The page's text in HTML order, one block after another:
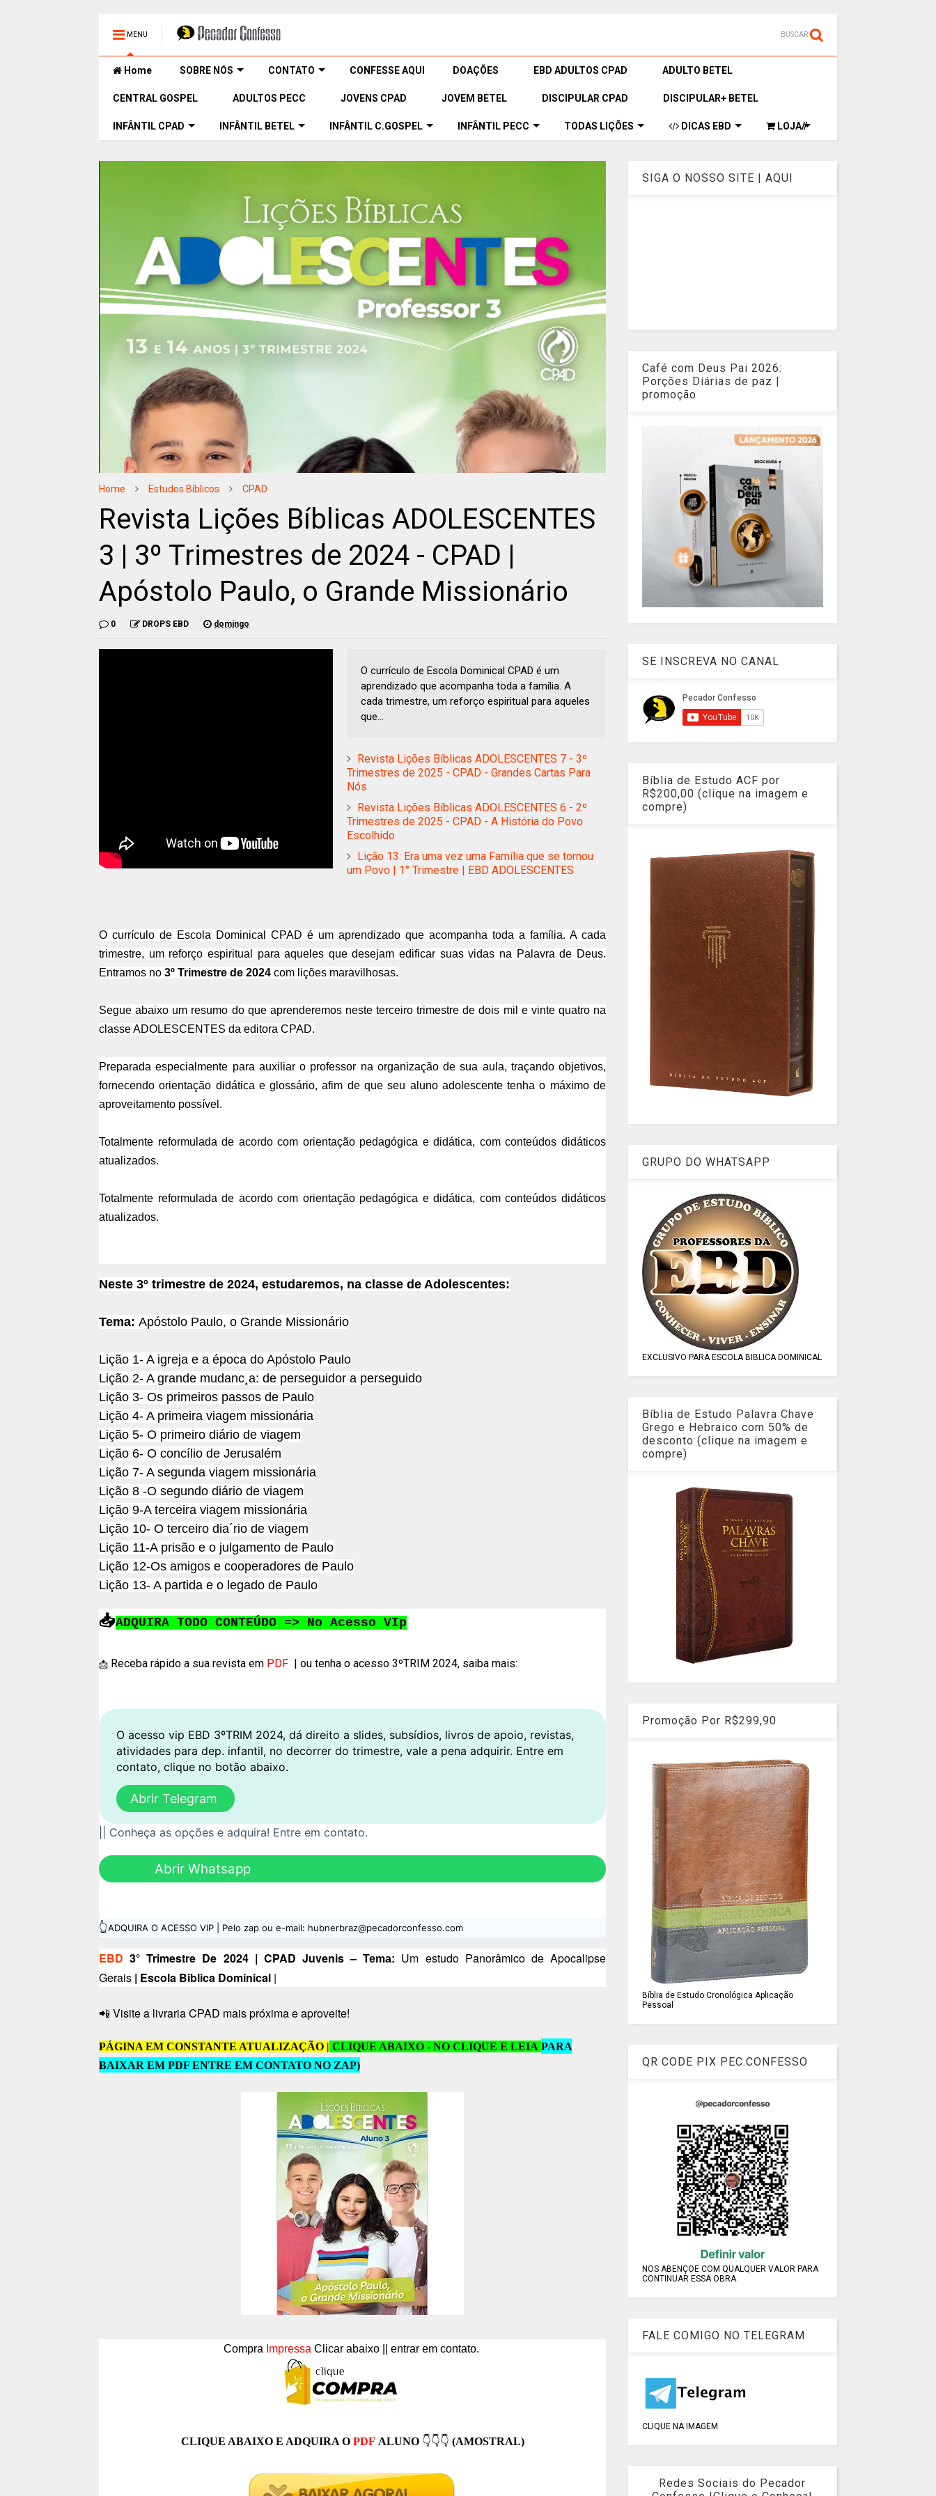
MENU BUSCAR
Home SOBRE NÓS CONTATO CONFESSE AQUI DOAÇÕES EBD ADULTOS CPAD ADULTO BETEL
CENTRAL GOSPEL ADULTOS PECC JOVENS CPAD JOVEM BETEL DISCIPULAR CPAD DISCIPULAR+ BETEL
INFÂNTIL CPAD INFÂNTIL BETEL INFÂNTIL C.GOSPEL INFÂNTIL PECC TODAS LIÇÕES DICAS EBD LOJA//
Home Estudos Bíblicos CPAD
Revista Lições Bíblicas ADOLESCENTES
3 | 3º Trimestres de 2024 - CPAD |
Apóstolo Paulo, o Grande Missionário
0 DROPS EBD domingo
O currículo de Escola Dominical CPAD é um
aprendizado que acompanha toda a família. A
cada trimestre, um reforço espiritual para aqueles
que...
Revista Lições Bíblicas ADOLESCENTES 7 - 3º
Trimestres de 2025 - CPAD - Grandes Cartas Para
Nós
Revista Lições Bíblicas ADOLESCENTES 6 - 2º
Trimestres de 2025 - CPAD - A História do Povo
Escolhido
Lição 13: Era uma vez uma Família que se tornou
um Povo | 1° Trimestre | EBD ADOLESCENTES
O currículo de Escola Dominical CPAD é um aprendizado que acompanha toda a família. A cada
trimestre, um reforço espiritual para aqueles que desejam edificar suas vidas na Palavra de Deus.
Entramos no 3º Trimestre de 2024 com lições maravilhosas.
Segue abaixo um resumo do que aprenderemos neste terceiro trimestre de dois mil e vinte quatro na
classe ADOLESCENTES da editora CPAD.
Preparada especialmente para auxiliar o professor na organização de sua aula, traçando objetivos,
fornecendo orientação didática e glossário, afim de que seu aluno adolescente tenha o máximo de
aproveitamento possível.
Totalmente reformulada de acordo com orientação pedagógica e didática, com conteúdos didáticos
atualizados.
Totalmente reformulada de acordo com orientação pedagógica e didática, com conteúdos didáticos
atualizados.
Neste 3º trimestre de 2024, estudaremos, na classe de Adolescentes:
Tema: Apóstolo Paulo, o Grande Missionário
Lição 1- A igreja e a época do Apóstolo Paulo
Lição 2- A grande mudanc¸a: de perseguidor a perseguido
Lição 3- Os primeiros passos de Paulo
Lição 4- A primeira viagem missionária
Lição 5- O primeiro diário de viagem
Lição 6- O concílio de Jerusalém
Lição 7- A segunda viagem missionária
Lição 8 -O segundo diário de viagem
Lição 9-A terceira viagem missionária
Lição 10- O terceiro dia´rio de viagem
Lição 11-A prisão e o julgamento de Paulo
Lição 12-Os amigos e cooperadores de Paulo
Lição 13- A partida e o legado de Paulo
📥ADQUIRA TODO CONTEÚDO => No Acesso VIp
📩 Receba rápido a sua revista em PDF | ou tenha o acesso 3ºTRIM 2024, saiba mais:
O acesso vip EBD 3ºTRIM 2024, dá direito a slides, subsídios, livros de apoio, revistas,
atividades para dep. infantil, no decorrer do trimestre, vale a pena adquirir. Entre em
contato, clique no botão abaixo.
Abrir Telegram
|| Conheça as opções e adquira! Entre em contato.
Abrir Whatsapp
👆ADQUIRA O ACESSO VIP | Pelo zap ou e-mail: hubnerbraz@pecadorconfesso.com
EBD 3° Trimestre De 2024 | CPAD Juvenis –Tema: Um estudo Panorâmico de Apocalipse
Gerais | Escola Biblica Dominical |
📲 Visite a livraria CPAD mais próxima e aproveite!
PÁGINA EM CONSTANTE ATUALIZAÇÃO | CLIQUE ABAIXO - NO CLIQUE E LEIA PARA
BAIXAR EM PDF ENTRE EM CONTATO NO ZAP)
Compra Impressa Clicar abaixo || entrar em contato.
CLIQUE ABAIXO E ADQUIRA O PDF ALUNO👇👇👇 (AMOSTRAL)
SIGA O NOSSO SITE | AQUI
Café com Deus Pai 2026:
Porções Diárias de paz |
promoção
SE INSCREVA NO CANAL
Bíblia de Estudo ACF por
R$200,00 (clique na imagem e
compre)
GRUPO DO WHATSAPP
EXCLUSIVO PARA ESCOLA BIBLICA DOMINICAL
Bíblia de Estudo Palavra Chave
Grego e Hebraico com 50% de
desconto (clique na imagem e
compre)
Promoção Por R$299,90
Bíblia de Estudo Cronológica Aplicação
Pessoal
QR CODE PIX PEC.CONFESSO
NOS ABENÇOE COM QUALQUER VALOR PARA
CONTINUAR ESSA OBRA.
FALE COMIGO NO TELEGRAM
CLIQUE NA IMAGEM
Redes Sociais do Pecador